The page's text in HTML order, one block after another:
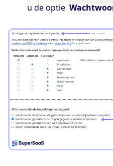
u de optie